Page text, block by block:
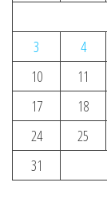
3
4
10
11
17
18
24
25
31